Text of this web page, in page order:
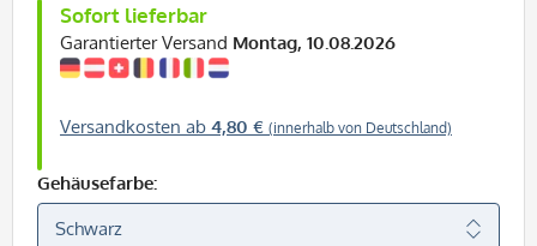
Sofort lieferbar
Garantierter Versand Montag, 10.08.2026
Versandkosten ab 4,80 € (innerhalb von Deutschland)
Gehäusefarbe: